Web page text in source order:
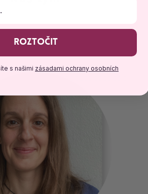
Roztočit
s našimi zásadami ochrany osobních